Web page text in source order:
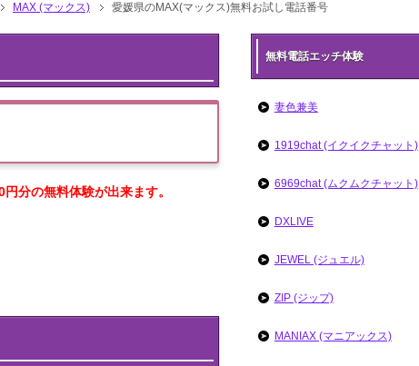
MAX (マックス) 愛媛県のMAX(マックス)無料お試し電話番号
分の無料体験が出来ます。
無料電話エッチ体験
妻色兼美
1919chat (イクイクチャット)
6969chat (ムクムクチャット)
DXLIVE
JEWEL (ジュエル)
ZIP (ジップ)
MANIAX (マニアックス)